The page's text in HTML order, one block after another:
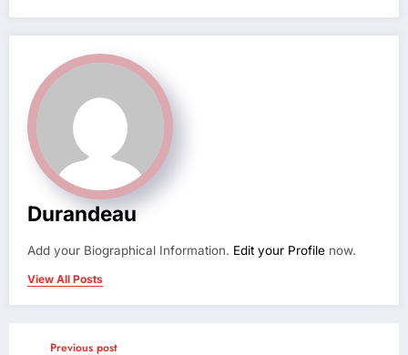
Durandeau
Add your Biographical Information. Edit your Profile now.
View All Posts
Previous post